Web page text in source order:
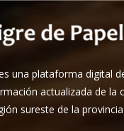
una plataforma digital
actualizada de la
sureste de la